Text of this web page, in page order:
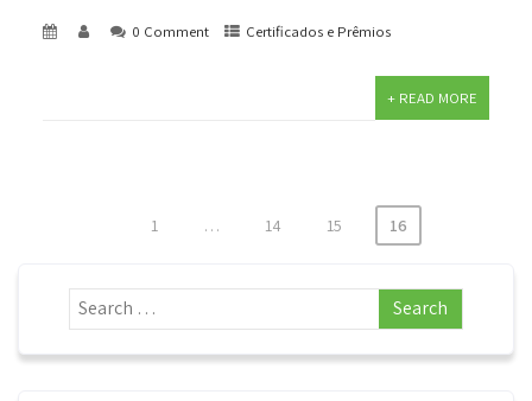
0 Comment Certificados e Prêmios
+ READ MORE
posts
1 … 14 15 16